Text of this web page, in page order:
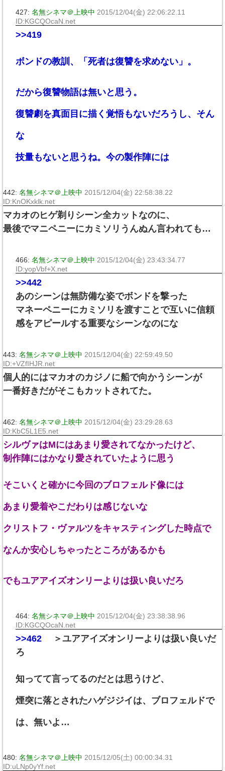
427: 名無シネマ＠上映中 2015/12/04(金) 22:06:22.11
ID:KGCQOcaN.net
>>419
ボンドの教訓、「死者は復讐を求めない」。
だから復讐物語は無いと思う。
復讐劇を真面目に描く覚悟もないだろうし、そん
な
技量もないと思うね。今の製作陣には
442: 名無シネマ＠上映中 2015/12/04(金) 22:58:38.22
ID:KnOKxklk.net
マカオのヒゲ剃りシーン全カットなのに、
最後でマニペニーにカミソリうんぬん言われても…
466: 名無シネマ＠上映中 2015/12/04(金) 23:43:34.77
ID:yopVbf+X.net
>>442
あのシーンは無防備な姿でボンドを撃った
マネーペニーにカミソリを渡すことで互いに信頼
感をアピールする重要なシーンなのにな
443: 名無シネマ＠上映中 2015/12/04(金) 22:59:49.50
ID:+VZfIHJR.net
個人的にはマカオのカジノに船で向かうシーンが
一番好きだがそこもカットされてた。
462: 名無シネマ＠上映中 2015/12/04(金) 23:29:28.63
ID:KbC5L1E5.net
シルヴァはMにはあまり愛されてなかったけど、
制作陣にはかなり愛されていたように思う
そこいくと確かに今回のブロフェルド像には
あまり愛着やこだわりは感じないな
クリストフ・ヴァルツをキャスティングした時点で
なんか安心しちゃったところがあるかも
でもユアアイズオンリーよりは扱い良いだろ
464: 名無シネマ＠上映中 2015/12/04(金) 23:38:38.96
ID:KGCQOcaN.net
>>462 ＞ユアアイズオンリーよりは扱い良いだ
ろ
知ってて言ってるのだとは思うけど、
煙突に落とされたハゲジジイは、ブロフェルドで
は、無いよ…
480: 名無シネマ＠上映中 2015/12/05(土) 00:00:34.31
ID:uLNp0yYf.net